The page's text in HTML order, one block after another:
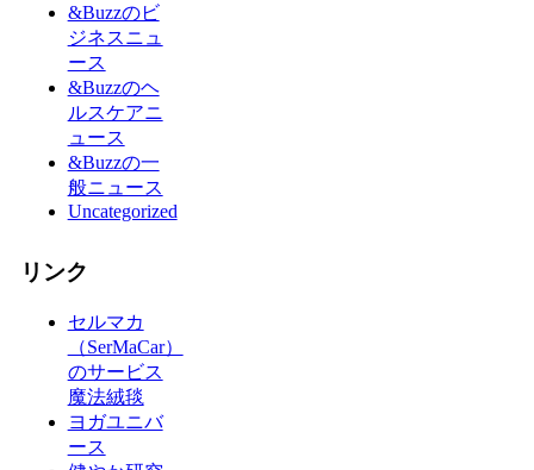
&Buzzのビ
ジネスニュ
ース
&Buzzのヘ
ルスケアニ
ュース
&Buzzの一
般ニュース
Uncategorized
リンク
セルマカ
（SerMaCar）
のサービス
魔法絨毯
ヨガユニバ
ース